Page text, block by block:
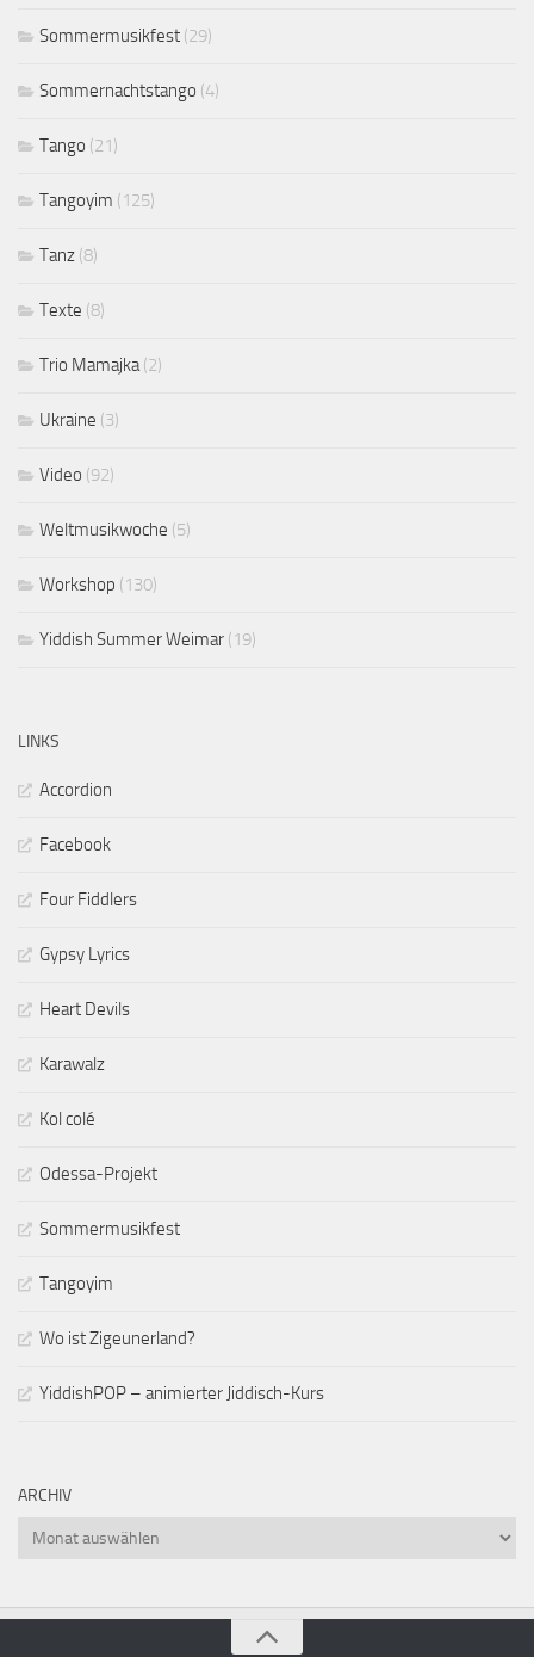
Sommermusikfest (29)
Sommernachtstango (4)
Tango (21)
Tangoyim (125)
Tanz (8)
Texte (8)
Trio Mamajka(2)
Ukraine (3)
Video (92)
Weltmusikwoche (5)
Workshop (130)
Yiddish Summer Weimar (19)
LINKS
Accordion
Facebook
Four Fiddlers
Gypsy Lyrics
Heart Devils
Karawalz
Kol colé
Odessa-Projekt
Sommermusikfest
Tangoyim
Wo ist Zigeunerland?
YiddishPOP – animierter Jiddisch-Kurs
ARCHIV
Archiv